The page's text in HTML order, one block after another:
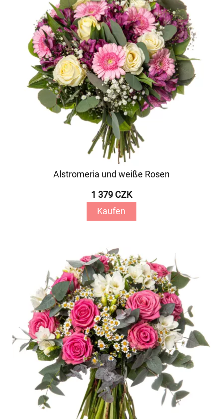
Alstromeria und weiße Rosen
1 379 CZK
Kaufen